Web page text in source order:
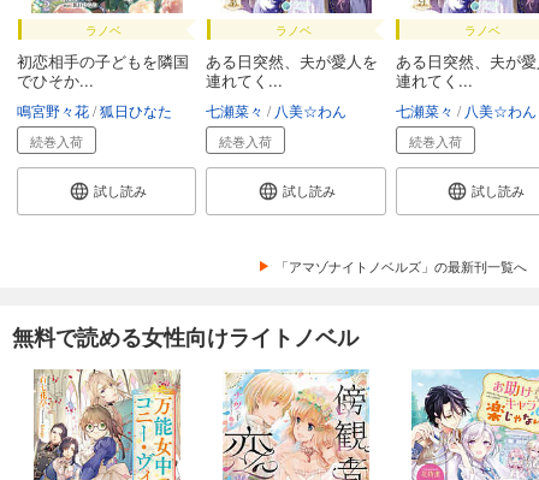
ラノベ
初恋相手の子どもを隣国
でひそか...
鳴宮野々花 狐日ひなた
続巻入荷
試し読み
ラノベ
ある日突然、夫が愛人を
連れてく...
七瀬菜々 八美☆わん
続巻入荷
試し読み
ラノベ
ある日突然、夫が
連れてく...
七瀬菜々 八美☆わん
続巻入荷
試し読み
「アマゾナイトノベルズ」の最新刊一覧へ
無料で読める女性向けライトノベル